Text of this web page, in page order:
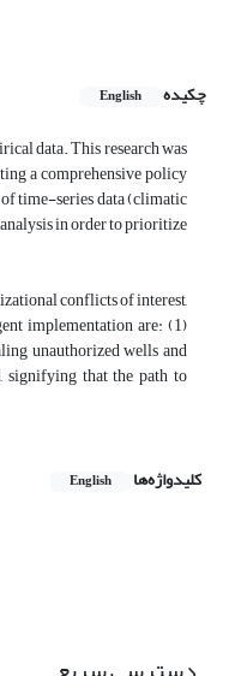
چکیده
English
data. This research was
a comprehensive policy
time-series data (climatic
in order to prioritize
conflicts of interest,
implementation are: (1)
unauthorized wells and
signifying that the path to
کلیدواژه‌ها English